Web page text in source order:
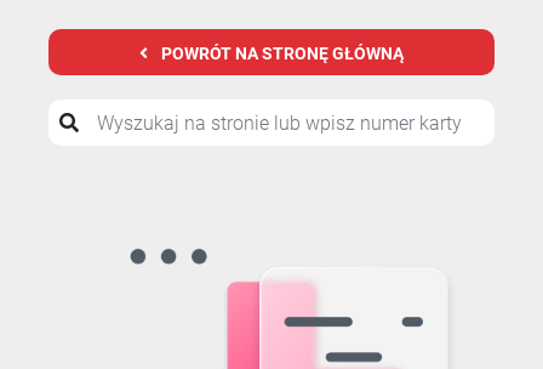
POWRÓT NA STRONĘ GŁÓWNĄ